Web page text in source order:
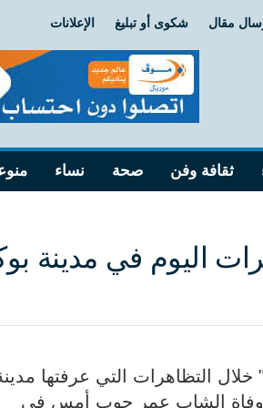
مقال شكوى أو تبليغ الإعلانات
ثقافة وفن صحة نساء
اليوم في مدينة
التظاهرات التي عرفتها
وفاة الشاب عمر جوب أمس في